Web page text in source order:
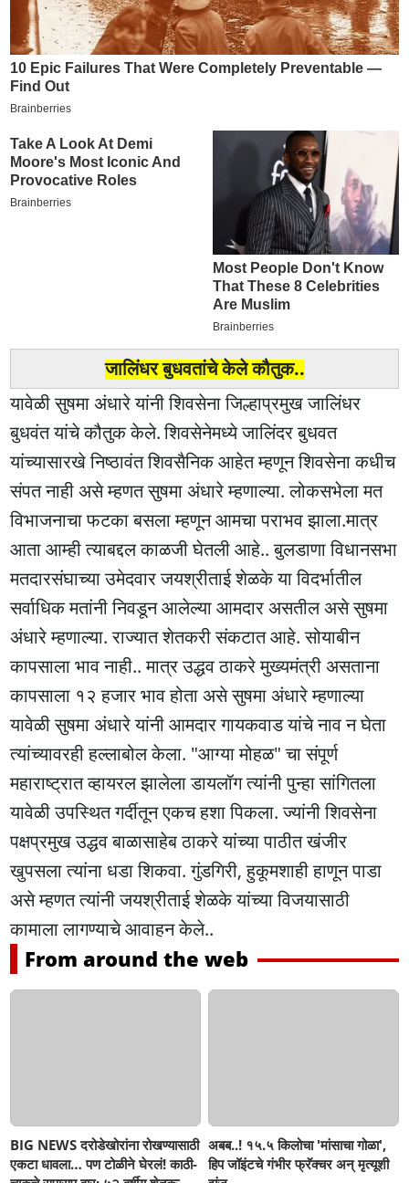
जालिंधर बुधवतांचे केले कौतुक..
यावेळी सुषमा अंधारे यांनी शिवसेना जिल्हाप्रमुख जालिंधर
बुधवंत यांचे कौतुक केले.शिवसेनेमध्ये जालिंदर बुधवत
यांच्यासारखे निष्ठावंत शिवसैनिक आहेत म्हणून शिवसेना कधीच
संपत नाही असे म्हणत सुषमा अंधारे म्हणाल्या. लोकसभेला मत
विभाजनाचा फटका बसला म्हणून आमचा पराभव झाला.मात्र
आता आम्ही त्याबद्दल काळजी घेतली आहे.. बुलडाणा विधानसभा
मतदारसंघाच्या उमेदवार जयश्रीताई शेळके या विदर्भातील
सर्वाधिक मतांनी निवडून आलेल्या आमदार असतील असे सुषमा
अंधारे म्हणाल्या. राज्यात शेतकरी संकटात आहे. सोयाबीन
कापसाला भाव नाही.. मात्र उद्धव ठाकरे मुख्यमंत्री असताना
कापसाला १२ हजार भाव होता असे सुषमा अंधारे म्हणाल्या
यावेळी सुषमा अंधारे यांनी आमदार गायकवाड यांचे नाव न घेता
त्यांच्यावरही हल्लाबोल केला. "आग्या मोहळ" चा संपूर्ण
महाराष्ट्रात व्हायरल झालेला डायलॉग त्यांनी पुन्हा सांगितला
यावेळी उपस्थित गर्दीतून एकच हशा पिकला. ज्यांनी शिवसेना
पक्षप्रमुख उद्धव बाळासाहेब ठाकरे यांच्या पाठीत खंजीर
खुपसला त्यांना धडा शिकवा. गुंडगिरी, हुकूमशाही हाणून पाडा
असे म्हणत त्यांनी जयश्रीताई शेळके यांच्या विजयासाठी
कामाला लागण्याचे आवाहन केले..
From around the web
BIG NEWS दरोडेखोरांना रोखण्यासाठी
एकटा धावला… पण टोळीने घेरलं! काठी-
अबब..! १५.५ किलोचा 'मांसाचा गोळा',
हिप जॉइंटचे गंभीर फ्रॅक्चर अन् मृत्यूशी